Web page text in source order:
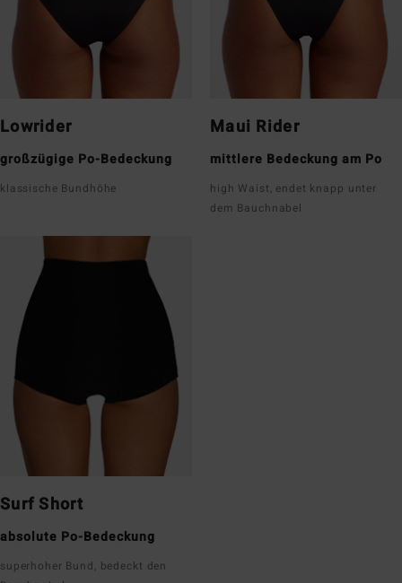
Lowrider
großzügige Po-Bedeckung
klassische Bundhöhe
Maui Rider
mittlere Bedeckung am Po
high Waist, endet knapp unter
dem Bauchnabel
Surf Short
absolute Po-Bedeckung
superhoher Bund, bedeckt den